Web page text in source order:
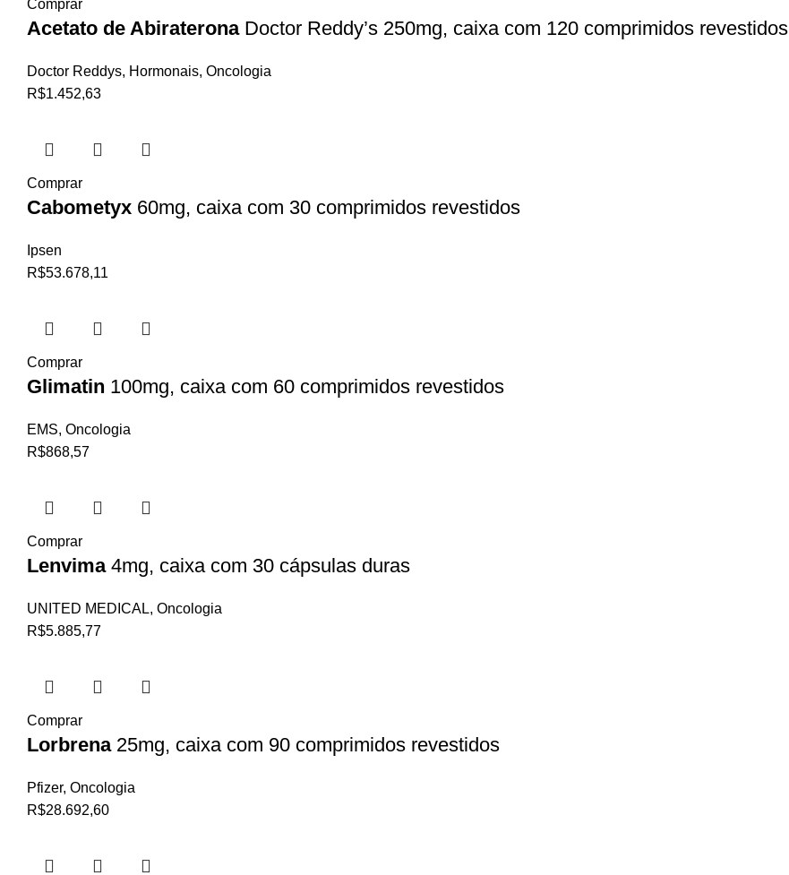
Comprar
Acetato de AbirateronaDoctor Reddy’s 250mg, caixa com 120 comprimidos revestidos
Doctor Reddys, Hormonais, Oncologia
R$1.452,63
Comprar
Cabometyx 60mg, caixa com 30 comprimidos revestidos
Ipsen
R$53.678,11
Comprar
Glimatin 100mg, caixa com 60 comprimidos revestidos
EMS, Oncologia
R$868,57
Comprar
Lenvima4mg, caixa com 30 cápsulas duras
UNITED MEDICAL, Oncologia
R$5.885,77
Comprar
Lorbrena25mg, caixa com 90 comprimidos revestidos
Pfizer, Oncologia
R$28.692,60